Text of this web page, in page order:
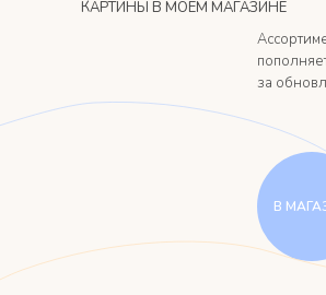
КАРТИНЫ В МОЕМ МАГАЗИНЕ
В
за